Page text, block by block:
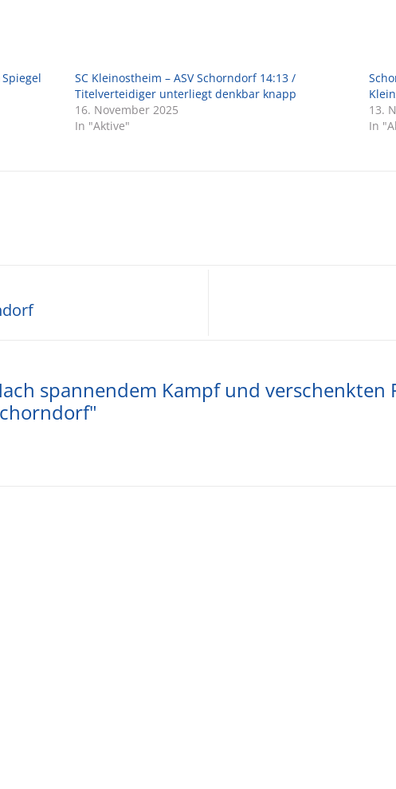
SC Kleinostheim – ASV Schorndorf 14:13 /
Titelverteidiger unterliegt denkbar knapp
16. November 2025
In "Aktive"
13.
In
spannendem Kampf und verschenkten